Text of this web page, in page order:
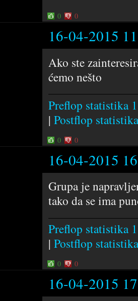
0 0
16-04-2015
Ako ste
ćemo nešto
Preflop statistika
| Postflop
0 0
16-04-2015
Grupa je
tako da se ima
Preflop statistika
| Postflop
0 0
16-04-2015